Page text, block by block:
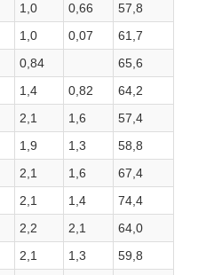
1,0 0,66
57,8
1,0 0,07
61,7
0,84
65,6
1,4 0,82
64,2
2,1 1,6
57,4
1,9 1,3
58,8
2,1 1,6
67,4
2,1 1,4
74,4
2,2 2,1
64,0
2,1 1,3
59,8